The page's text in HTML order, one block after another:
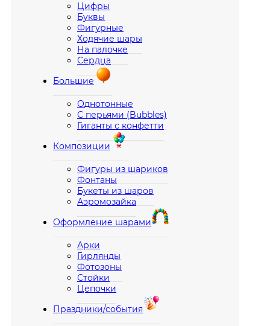
Цифры
Буквы
Фигурные
Ходячие шары
На палочке
Сердца
Большие
Однотонные
С перьями (Bubbles)
Гиганты с конфетти
Композиции
Фигуры из шариков
Фонтаны
Букеты из шаров
Аэромозайка
Оформление шарами
Арки
Гирлянды
Фотозоны
Стойки
Цепочки
Праздники/события